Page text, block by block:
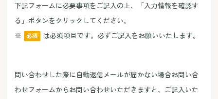
下記フォームに必要事項をご記入の上、「入力情報を確認す
る」ボタンをクリックしてください。
※
必須 は必須項目です。必ずご記入をお願いいたします。
問い合わせした際に自動返信メールが届かない場合お問い合
わせフォームからお問い合わせいただきますと、ご記入いた